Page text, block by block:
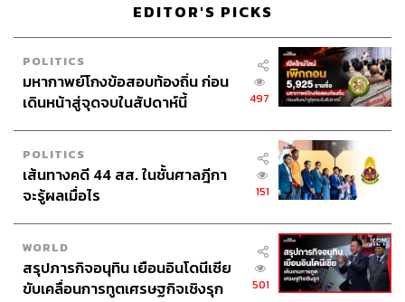
EDITOR'S PICKS
POLITICS
มหากาพย์โกงข้อสอบท้องถิ่น ก่อน
เดินหน้าสู่จุดจบในสัปดาห์นี้
497
POLITICS
เส้นทางคดี 44 สส. ในชั้นศาลฎีกา
จะรู้ผลเมื่อไร
151
WORLD
สรุปภารกิจอนุทิน เยือนอินโดนีเซีย
ขับเคลื่อนการทูตเศรษฐกิจเชิงรุก
501